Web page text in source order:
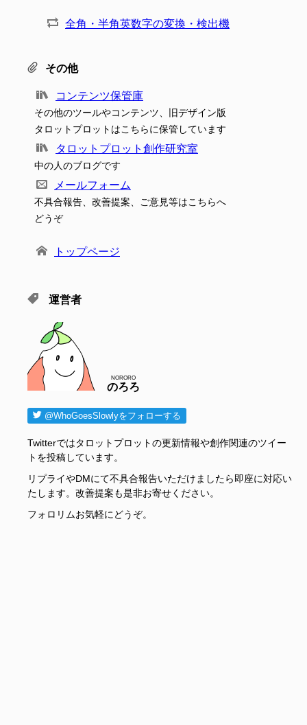
全角・半角英数字の変換・検出機
その他
コンテンツ保管庫
その他のツールやコンテンツ、旧デザイン版
タロットプロットはこちらに保管しています
タロットプロット創作研究室
中の人のブログです
メールフォーム
不具合報告、改善提案、ご意見等はこちらへ
どうぞ
トップページ
運営者
のろろ
NORORO
@WhoGoesSlowlyをフォローする
Twitterではタロットプロットの更新情報や創作関連のツイー
トを投稿しています。
リプライやDMにて不具合報告いただけましたら即座に対応い
たします。改善提案も是非お寄せください。
フォロリムお気軽にどうぞ。